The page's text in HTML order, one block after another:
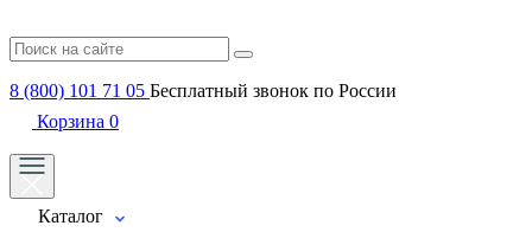
8 (800) 101 71 05 Бесплатный звонок по России
Корзина 0
Каталог